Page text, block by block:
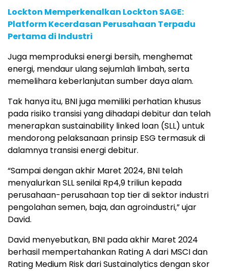
Lockton Memperkenalkan Lockton SAGE:
Platform Kecerdasan Perusahaan Terpadu
Pertama di Industri
Juga memproduksi energi bersih, menghemat
energi, mendaur ulang sejumlah limbah, serta
memelihara keberlanjutan sumber daya alam.
Tak hanya itu, BNI juga memiliki perhatian khusus
pada risiko transisi yang dihadapi debitur dan telah
menerapkan sustainability linked loan (SLL) untuk
mendorong pelaksanaan prinsip ESG termasuk di
dalamnya transisi energi debitur.
“Sampai dengan akhir Maret 2024, BNI telah
menyalurkan SLL senilai Rp4,9 triliun kepada
perusahaan-perusahaan top tier di sektor industri
pengolahan semen, baja, dan agroindustri,” ujar
David.
David menyebutkan, BNI pada akhir Maret 2024
berhasil mempertahankan Rating A dari MSCI dan
Rating Medium Risk dari Sustainalytics dengan skor